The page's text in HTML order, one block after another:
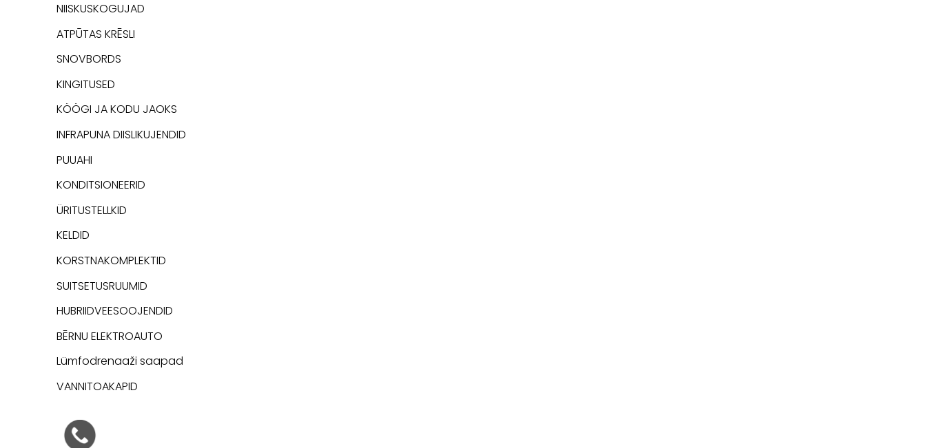
NIISKUSKOGUJAD
ATPŪTAS KRĒSLI
SNOVBORDS
KINGITUSED
KÖÖGI JA KODU JAOKS
INFRAPUNA DIISLIKUJENDID
PUUAHI
KONDITSIONEERID
ÜRITUSTELLKID
KELDID
KORSTNAKOMPLEKTID
SUITSETUSRUUMID
HUBRIIDVEESOOJENDID
BĒRNU ELEKTROAUTO
Lümfodrenaaži saapad
VANNITOAKAPID